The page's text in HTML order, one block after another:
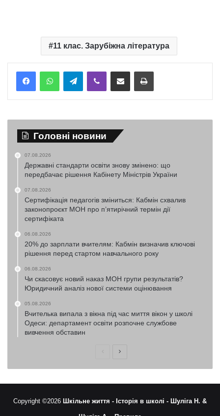
11 клас. Зарубіжна література
TelegramViber Надіслати електронною поштоюНадрукувати
Головні новини
07.08.2026
Державні стандарти освіти знову змінено: що
передбачає рішення Кабінету Міністрів України
07.08.2026
Сертифікація педагогів зміниться: Кабмін схвалив
законопроєкт МОН про п’ятирічний термін дії
сертифіката
06.08.2026
20% до зарплати вчителям: Кабмін визначив ключові
рішення перед стартом навчального року
06.08.2026
Чи скасовує новий наказ МОН групи результатів?
Юридичний аналіз нової системи оцінювання
05.08.2026
Вчителька випала з вікна під час миття вікон у школі
Одеси: департамент освіти розпочне службове
вивчення обставин
ПопередняНаступна
Copyright ©2026 Шкільне життя - Історія в школі - Шуліга Н. &